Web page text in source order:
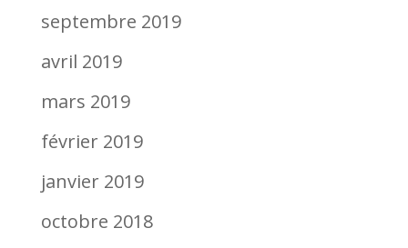
septembre 2019
avril 2019
mars 2019
février 2019
janvier 2019
octobre 2018